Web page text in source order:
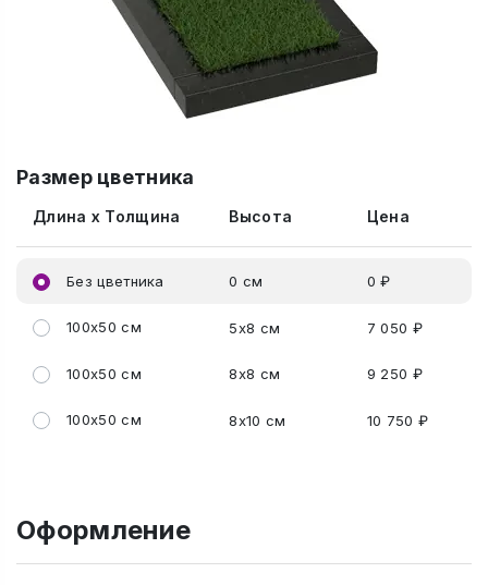
Размер цветника
Длина x Толщина Высота Цена
Без цветника 0 см 0 ₽
100x50 см 5x8 см 7 050 ₽
100x50 см 8x8 см 9 250 ₽
100x50 см 8x10 см 10 750 ₽
Оформление